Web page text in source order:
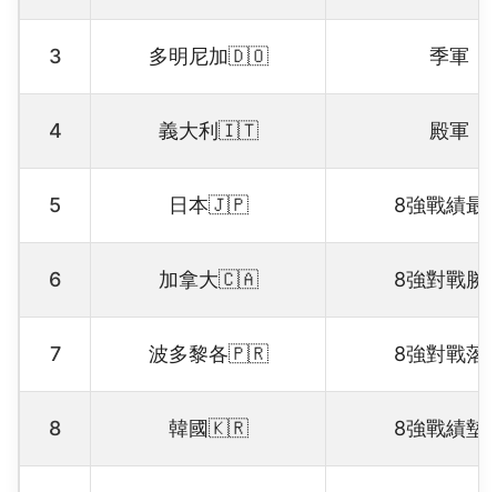
3 多明尼加🇩🇴 季軍
4 義大利🇮🇹 殿軍
5 日本🇯🇵 8強戰績最
6 加拿大🇨🇦 8強對戰勝
7 波多黎各🇵🇷 8強對戰落
8 韓國🇰🇷 8強戰績墊